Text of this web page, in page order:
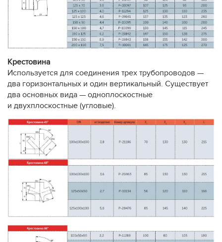
Крестовина
Используется для соединения трех трубопроводов —
два горизонтальных и один вертикальный. Существует
два основных вида — одноплоскостные
и двухплоскостные (угловые).